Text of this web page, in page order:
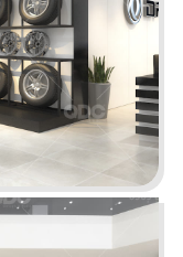
phong cách
tế.